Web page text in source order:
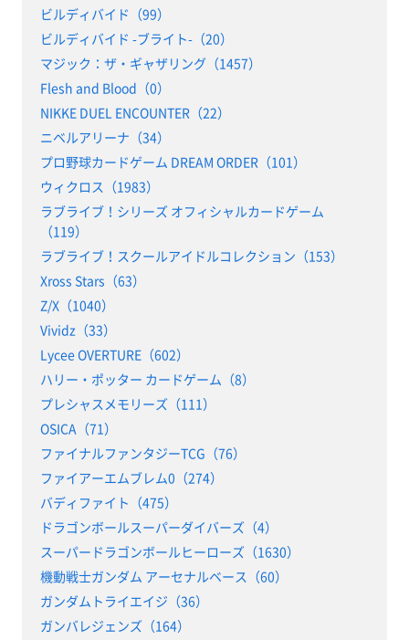
ビルディバイド（99）
ビルディバイド -ブライト-（20）
マジック：ザ・ギャザリング（1457）
Flesh and Blood（0）
NIKKE DUEL ENCOUNTER（22）
ニベルアリーナ（34）
プロ野球カードゲーム DREAM ORDER（101）
ウィクロス（1983）
ラブライブ！シリーズ オフィシャルカードゲーム
（119）
ラブライブ！スクールアイドルコレクション（153）
Xross Stars（63）
Z/X（1040）
Vividz（33）
Lycee OVERTURE（602）
ハリー・ポッター カードゲーム（8）
プレシャスメモリーズ（111）
OSICA（71）
ファイナルファンタジーTCG（76）
ファイアーエムブレム0（274）
バディファイト（475）
ドラゴンボールスーパーダイバーズ（4）
スーパードラゴンボールヒーローズ（1630）
機動戦士ガンダム アーセナルベース（60）
ガンダムトライエイジ（36）
ガンバレジェンズ（164）